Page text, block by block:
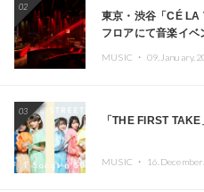
02
東京・渋谷「CÉ LA
フロアにて音楽イ
Kza（FORCE OF
MUSIC ・
03
「THE FIRST
MUSIC ・